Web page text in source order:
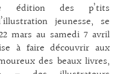
édition des p’tits
jeunesse, se
mars au samedi 7 avril
à faire découvrir aux
des beaux livres,